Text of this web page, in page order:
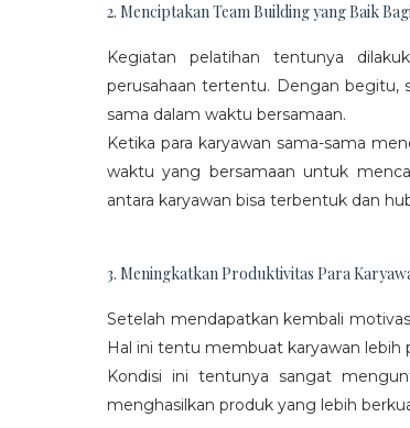
2. Menciptakan Team Building yang Baik
Kegiatan pelatihan tentunya
perusahaan tertentu. Dengan begitu,
sama dalam waktu bersamaan.
Ketika para karyawan sama-sama
waktu yang bersamaan untuk
antara karyawan bisa terbentuk dan
3. Meningkatkan Produktivitas Para
Setelah mendapatkan kembali
Hal ini tentu membuat karyawan lebih
Kondisi ini tentunya sangat
menghasilkan produk yang lebih